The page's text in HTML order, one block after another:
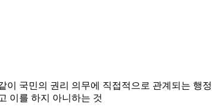
국민의 권리 의무에 직접적으로 관계되는 행정
이를 하지 아니하는 것